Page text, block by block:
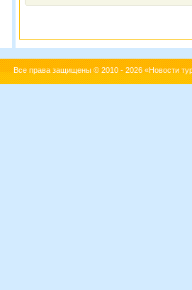
Все права защищены © 2010 - 2026 «Новости